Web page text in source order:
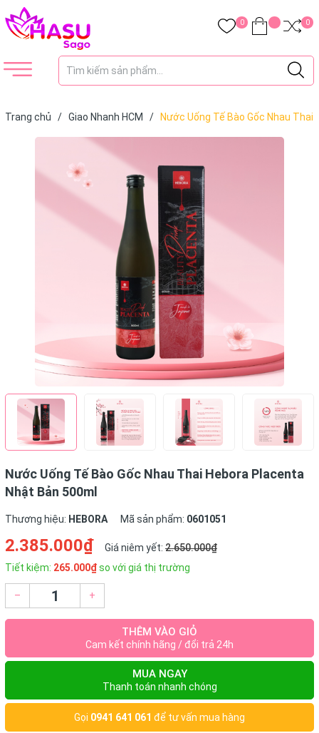
0 0
Trang chủ / Giao Nhanh HCM /
Nước Uống Tế Bào Gốc Nhau Thai
Nước Uống Tế Bào Gốc Nhau Thai Hebora Placenta
Nhật Bản 500ml
Thương hiệu: HEBORA Mã sản phẩm: 0601051
2.385.000₫ Giá niêm yết: 2.650.000₫
Tiết kiệm: 265.000₫so với giá thị trường
– +
THÊM VÀO GIỎ
Cam kết chính hãng / đổi trả 24h
MUA NGAY
Thanh toán nhanh chóng
Gọi 0941 641 061 để tư vấn mua hàng